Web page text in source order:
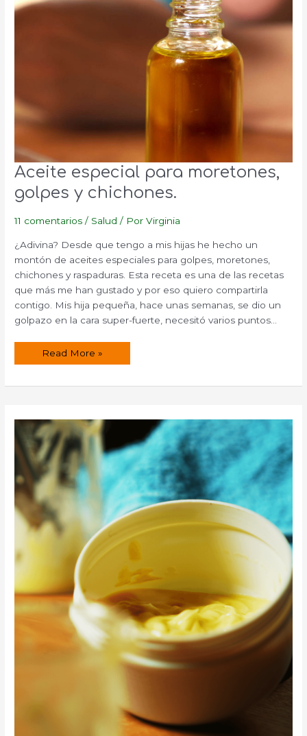
Aceite especial para moretones,
golpes y chichones.
11 comentarios / Salud / PorVirginia
¿Adivina? Desde que tengo a mis hijas he hecho un
montón de aceites especiales para golpes, moretones,
chichones y raspaduras. Esta receta es una de las recetas
que más me han gustado y por eso quiero compartirla
contigo. Mis hija pequeña, hace unas semanas, se dio un
golpazo en la cara super-fuerte, necesitó varios puntos…
Aceite
golpes
Read More »